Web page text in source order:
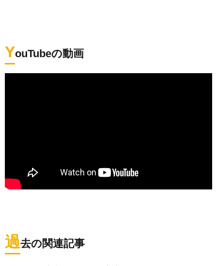
YouTubeの動画
過去の関連記事